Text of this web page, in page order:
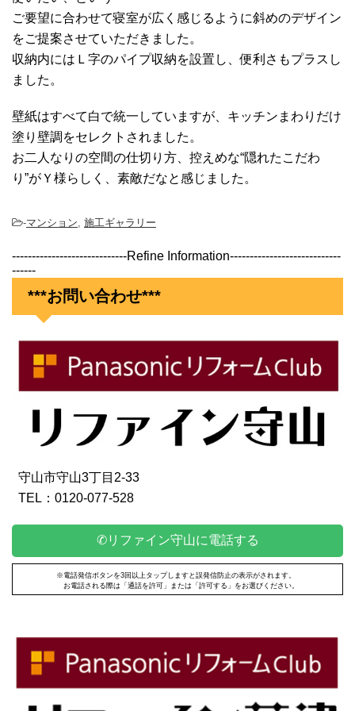
ご要望に合わせて寝室が広く感じるように斜めのデザイン
をご提案させていただきました。
収納内にはＬ字のパイプ収納を設置し、便利さもプラスし
ました。
壁紙はすべて白で統一していますが、キッチンまわりだけ
塗り壁調をセレクトされました。
お二人なりの空間の仕切り方、控えめな“隠れたこだわ
り”がＹ様らしく、素敵だなと感じました。
-マンション, 施工ギャラリー
-----------------------------Refine Information----------------------------
------
***お問い合わせ***
守山市守山3丁目2-33
TEL：0120-077-528
✆リファイン守山に電話する
※電話発信ボタンを3回以上タップしますと誤発信防止の表示がされます。
お電話される際は「通話を許可」または「許可する」をお選びください。